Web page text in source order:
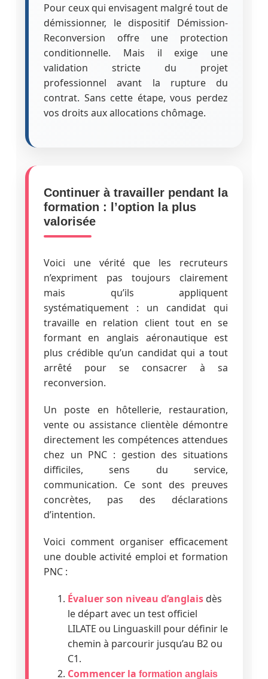
Pour ceux qui envisagent malgré tout de
démissionner, le dispositif Démission-
Reconversion offre une protection
conditionnelle. Mais il exige une
validation stricte du projet
professionnel avant la rupture du
contrat. Sans cette étape, vous perdez
vos droits aux allocations chômage.
Continuer à travailler pendant la
formation : l’option la plus
valorisée
Voici une vérité que les recruteurs
n’expriment pas toujours clairement
mais qu’ils appliquent
systématiquement : un candidat qui
travaille en relation client tout en se
formant en anglais aéronautique est
plus crédible qu’un candidat qui a tout
arrêté pour se consacrer à sa
reconversion.
Un poste en hôtellerie, restauration,
vente ou assistance clientèle démontre
directement les compétences attendues
chez un PNC : gestion des situations
difficiles, sens du service,
communication. Ce sont des preuves
concrètes, pas des déclarations
d’intention.
Voici comment organiser efficacement
une double activité emploi et formation
PNC :
Évaluer son niveau d’anglaisdès
le départ avec un test officiel
LILATE ou Linguaskill pour définir le
chemin à parcourir jusqu’au B2 ou
C1.
Commencer la formation anglais